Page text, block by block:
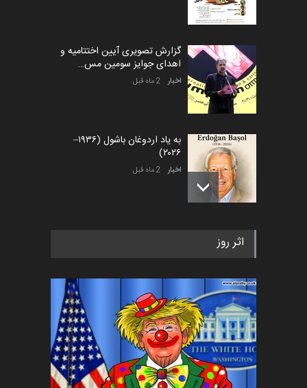
گزارش تصویری آیین اختتامیه و
اهدای جوایز سومین مس…
اخبار 2 ماه قبل
به یاد اردوغان باشول (۱۹۳۶–
۲۰۲۶)
اخبار 2 ماه قبل
رویداد کارگاهی کارتون و پوستر
اخبار 5 ماه قبل
فراخوان رویداد کارگاهی کارتون و
پوستر "ایران سربل…
اخبار 6 ماه قبل
اثر روز